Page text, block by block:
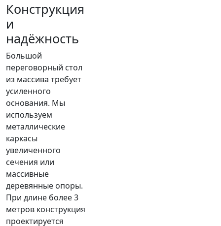
Конструкция
и
надёжность
Большой
переговорный стол
из массива требует
усиленного
основания. Мы
используем
металлические
каркасы
увеличенного
сечения или
массивные
деревянные опоры.
При длине более 3
метров конструкция
проектируется